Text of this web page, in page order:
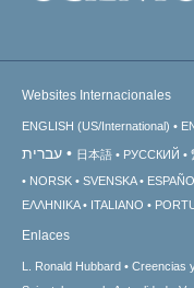
Websites Internacionales
ENGLISH (US/International)
עברית 日本語 РУССКИЙ
NORSK
SVENSKA
ΕΛΛΗΝΙΚA
ITALIANO
Enlaces
L. Ronald Hubbard Creencias